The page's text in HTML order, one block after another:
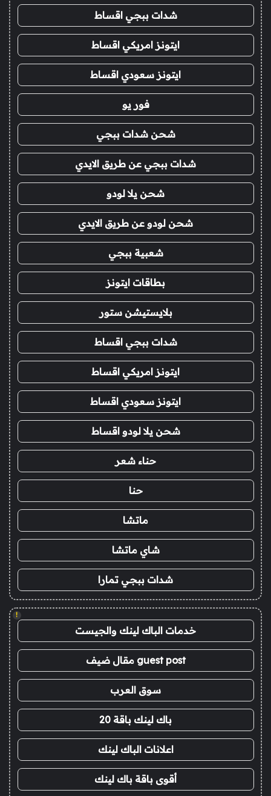
شدات ببجي اقساط
ايتونز امريكي اقساط
ايتونز سعودي اقساط
فور يو
شحن شدات ببجي
شدات ببجي عن طريق الايدي
شحن يلا لودو
شحن لودو عن طريق الايدي
شعبية ببجي
بطاقات ايتونز
بلايستيشن ستور
شدات ببجي اقساط
ايتونز امريكي اقساط
ايتونز سعودي اقساط
شحن يلا لودو اقساط
حناء شعر
حنا
ماتشا
شاي ماتشا
شدات ببجي تمارا
!
خدمات الباك لينك والجيست
guest post مقال ضيف
سوق العرب
باك لينك باقة 20
اعلانات الباك لينك
أقوى باقة باك لينك